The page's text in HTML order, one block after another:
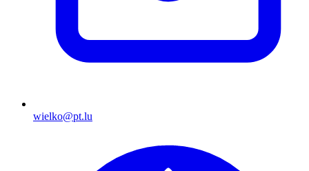
wielko@pt.lu